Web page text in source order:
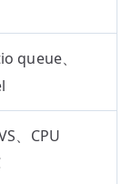
queue、
、CPU